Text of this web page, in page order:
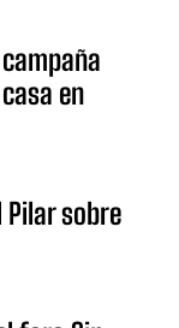
en
sobre